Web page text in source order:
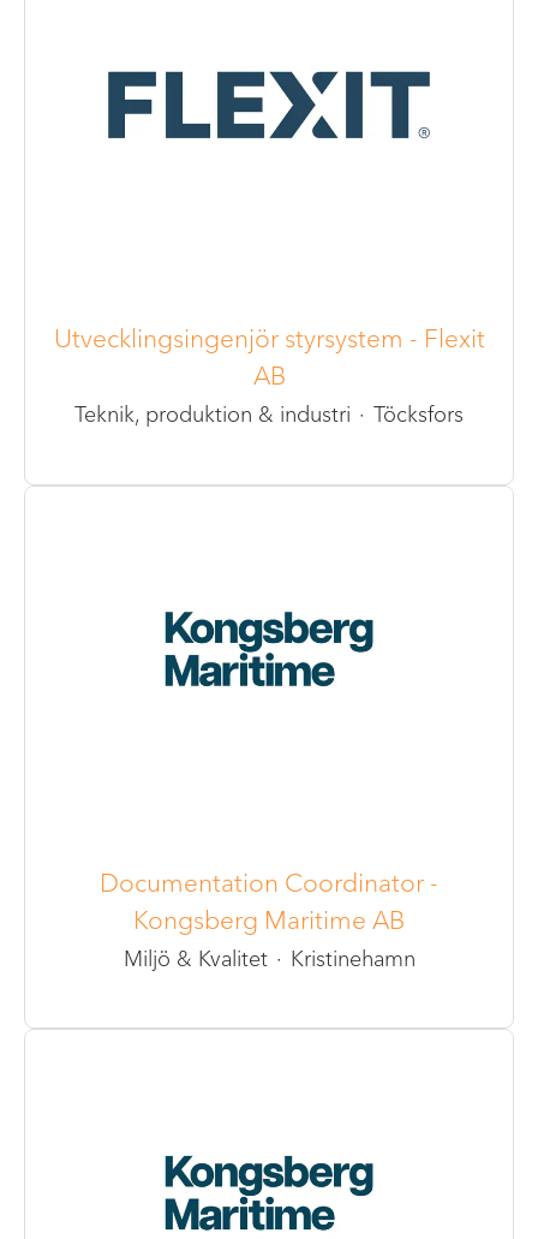
Utvecklingsingenjör styrsystem - Flexit
AB
Teknik, produktion & industri · Töcksfors
Documentation Coordinator -
Kongsberg Maritime AB
Miljö & Kvalitet · Kristinehamn